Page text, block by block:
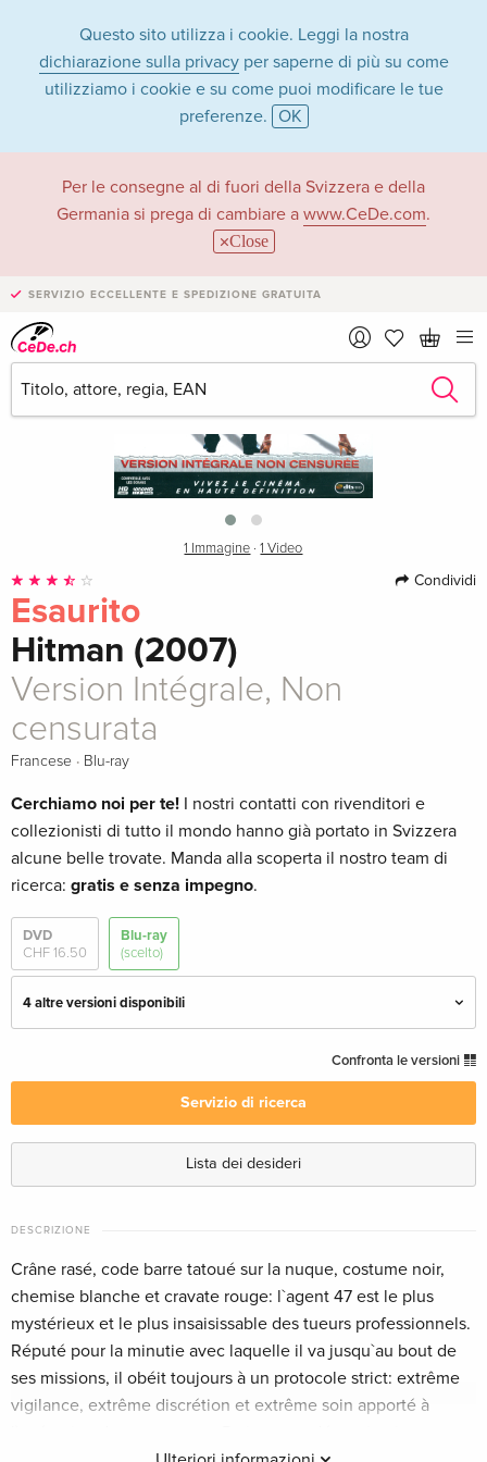
Questo sito utilizza i cookie. Leggi la nostra
dichiarazione sulla privacyper saperne di più su come
utilizziamo i cookie e su come puoi modificare le tue
preferenze. OK
Per le consegne al di fuori della Svizzera e della
Germania si prega di cambiare a www.CeDe.com.
Close
SERVIZIO ECCELLENTE E SPEDIZIONE GRATUITA
›
1 Immagine ·1 Video
Condividi
Esaurito
Hitman (2007)
Version Intégrale, Non
censurata
Francese · Blu-ray
Cerchiamo noi per te! I nostri contatti con rivenditori e
collezionisti di tutto il mondo hanno già portato in Svizzera
alcune belle trovate. Manda alla scoperta il nostro team di
ricerca: gratis e senza impegno.
DVD
CHF 16.50
Blu-ray
(scelto)
4 altre versioni disponibili
Esaurito
Tedesco
Edizione standard
Francese
Version Intégrale, Non censurata — (scelto)
Francese
Esaurito
Confronta le versioni
Servizio di ricerca
Lista dei desideri
DESCRIZIONE
Crâne rasé, code barre tatoué sur la nuque, costume noir,
chemise blanche et cravate rouge: l`agent 47 est le plus
mystérieux et le plus insaisissable des tueurs professionnels.
Réputé pour la minutie avec laquelle il va jusqu`au bout de
ses missions, il obéit toujours à un protocole strict: extrême
vigilance, extrême discrétion et extrême soin apporté à